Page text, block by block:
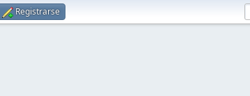
Registrarse